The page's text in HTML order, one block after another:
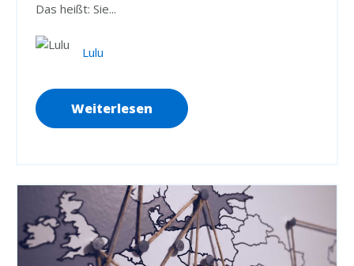
Das heißt: Sie...
Lulu
Weiterlesen